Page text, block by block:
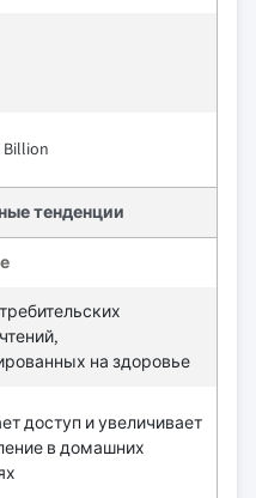
Billion
тенденции
на здоровье
доступ и увеличивает
в домашних